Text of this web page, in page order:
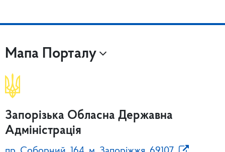
Мапа Порталу
Запорізька Обласна Державна
Адміністрація